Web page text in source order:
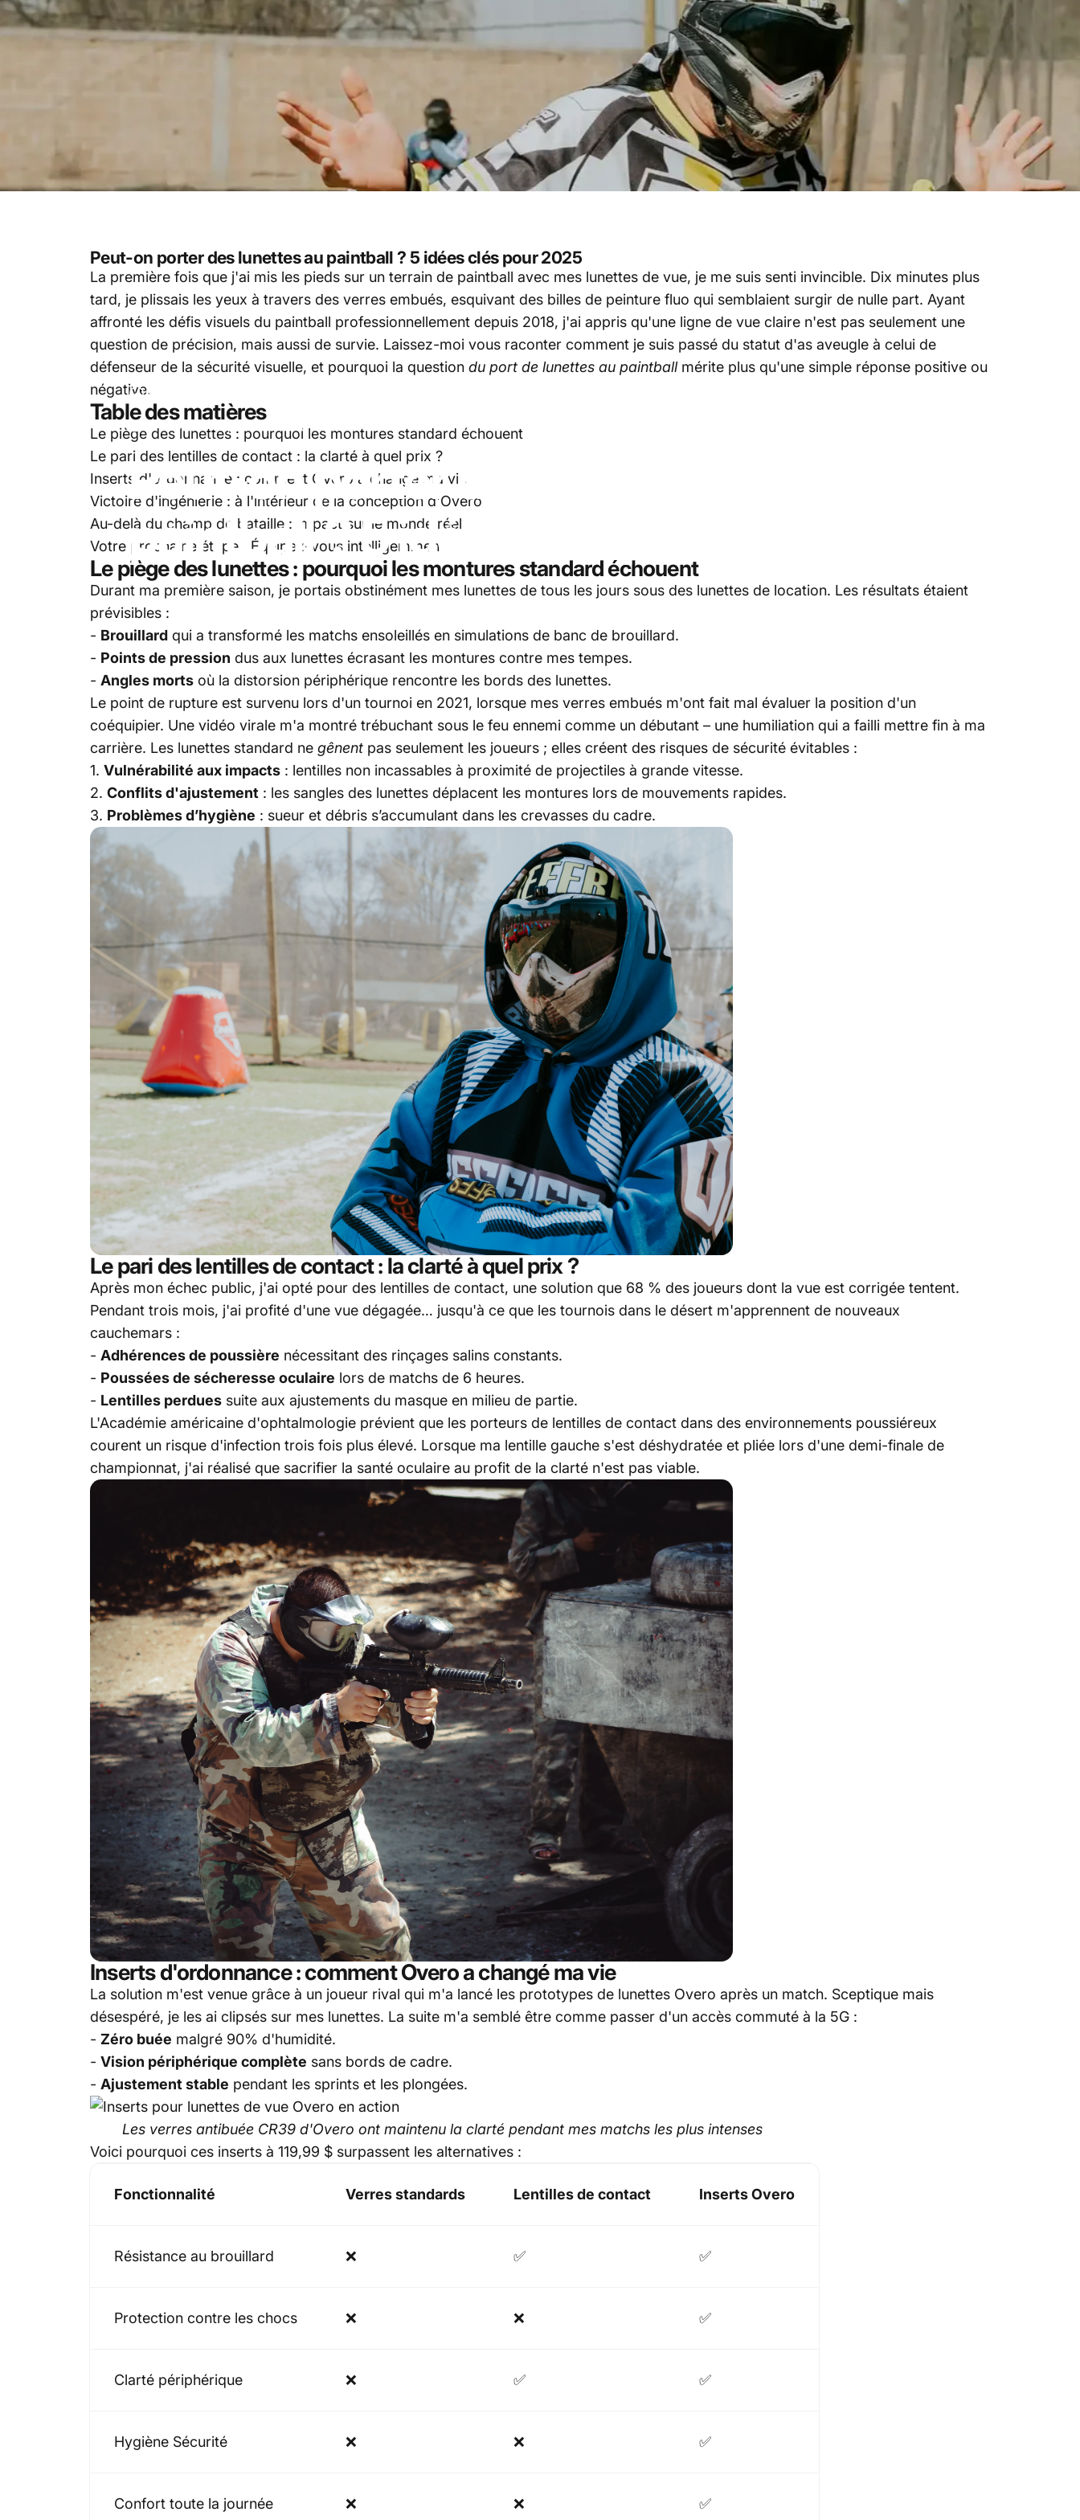
Paintball
04 avril, 2025 Marcus Rivera
Peut-onporterdes
paintball?5idées
Peut-on porter des lunettes au paintball ? 5 idées clés pour 2025
La première fois que j'ai mis les pieds sur un terrain de paintball avec mes lunettes de vue, je me suis senti invincible. Dix minutes plus
tard, je plissais les yeux à travers des verres embués, esquivant des billes de peinture fluo qui semblaient surgir de nulle part. Ayant
affronté les défis visuels du paintball professionnellement depuis 2018, j'ai appris qu'une ligne de vue claire n'est pas seulement une
question de précision, mais aussi de survie. Laissez-moi vous raconter comment je suis passé du statut d'as aveugle à celui de
défenseur de la sécurité visuelle, et pourquoi la question du port de lunettes au paintballmérite plus qu'une simple réponse positive ou
négative.
Table des matières
Le piège des lunettes : pourquoi les montures standard échouent
Le pari des lentilles de contact : la clarté à quel prix ?
Inserts d'ordonnance : comment Overo a changé ma vie
Victoire d'ingénierie : à l'intérieur de la conception d'Overo
Au-delà du champ de bataille : impact sur le monde réel
Votre prochaine étape : Équipez-vous intelligemment
Le piège des lunettes : pourquoi les montures standard échouent
Durant ma première saison, je portais obstinément mes lunettes de tous les jours sous des lunettes de location. Les résultats étaient
prévisibles :
- Brouillard qui a transformé les matchs ensoleillés en simulations de banc de brouillard.
- Points de pression dus aux lunettes écrasant les montures contre mes tempes.
- Angles morts où la distorsion périphérique rencontre les bords des lunettes.
Le point de rupture est survenu lors d'un tournoi en 2021, lorsque mes verres embués m'ont fait mal évaluer la position d'un
coéquipier. Une vidéo virale m'a montré trébuchant sous le feu ennemi comme un débutant – une humiliation qui a failli mettre fin à ma
carrière. Les lunettes standard ne gênent pas seulement les joueurs ; elles créent des risques de sécurité évitables :
1. Vulnérabilité aux impacts : lentilles non incassables à proximité de projectiles à grande vitesse.
2. Conflits d'ajustement : les sangles des lunettes déplacent les montures lors de mouvements rapides.
3. Problèmes d’hygiène : sueur et débris s’accumulant dans les crevasses du cadre.
Le pari des lentilles de contact : la clarté à quel prix ?
Après mon échec public, j'ai opté pour des lentilles de contact, une solution que 68 % des joueurs dont la vue est corrigée tentent.
Pendant trois mois, j'ai profité d'une vue dégagée… jusqu'à ce que les tournois dans le désert m'apprennent de nouveaux
cauchemars :
- Adhérences de poussière nécessitant des rinçages salins constants.
- Poussées de sécheresse oculaire lors de matchs de 6 heures.
- Lentilles perdues suite aux ajustements du masque en milieu de partie.
L'Académie américaine d'ophtalmologie prévient que les porteurs de lentilles de contact dans des environnements poussiéreux
courent un risque d'infection trois fois plus élevé. Lorsque ma lentille gauche s'est déshydratée et pliée lors d'une demi-finale de
championnat, j'ai réalisé que sacrifier la santé oculaire au profit de la clarté n'est pas viable.
Inserts d'ordonnance : comment Overo a changé ma vie
La solution m'est venue grâce à un joueur rival qui m'a lancé les prototypes de lunettes Overo après un match. Sceptique mais
désespéré, je les ai clipsés sur mes lunettes. La suite m'a semblé être comme passer d'un accès commuté à la 5G :
- Zéro buée malgré 90% d'humidité.
- Vision périphérique complète sans bords de cadre.
- Ajustement stable pendant les sprints et les plongées.
Les verres antibuée CR39 d'Overo ont maintenu la clarté pendant mes matchs les plus intenses
Voici pourquoi ces inserts à 119,99 $ surpassent les alternatives :
Fonctionnalité Verres standards Lentilles de contact Inserts Overo
Résistance au brouillard ❌ ✅ ✅
Protection contre les chocs ❌ ❌ ✅
Clarté périphérique ❌ ✅ ✅
Hygiène Sécurité ❌ ❌ ✅
Confort toute la journée ❌ ❌ ✅